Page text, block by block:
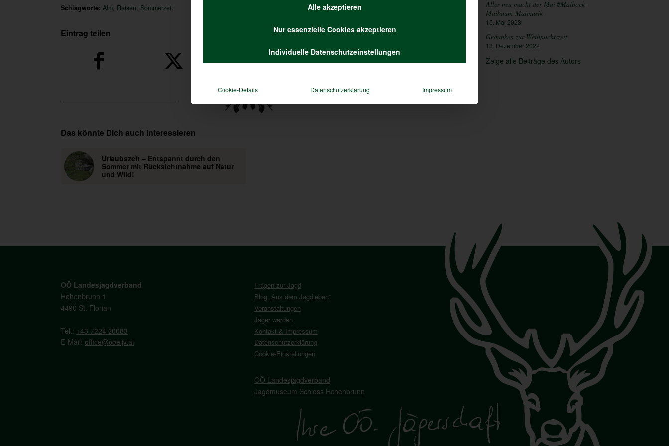
Schlagworte: Alm, Reisen, Sommerzeit
Eintrag teilen
Das könnte Dich auch interessieren
Urlaubszeit – Entspannt durch den
Sommer mit Rücksichtnahme auf Natur
und Wild!
Alles neu macht der Mai #Maibock-
Maibaum-Maimusik
15. Mai 2023
Gedanken zur Weihnachtszeit
13. Dezember 2022
Zeige alle Beiträge des Autors
OÖ Landesjagdverband
Hohenbrunn 1
4490 St. Florian
Tel.: +43 7224 20083
E-Mail: office@ooeljv.at
Fragen zur Jagd
Blog „Aus dem Jagdleben“
Veranstaltungen
Jäger werden
Kontakt & Impressum
Datenschutzerklärung
Cookie-Einstellungen
OÖ Landesjagdverband
Jagdmuseum Schloss Hohenbrunn
Alle akzeptieren
Nur essenzielle Cookies akzeptieren
Individuelle Datenschutzeinstellungen
Cookie-Details Datenschutzerklärung Impressum